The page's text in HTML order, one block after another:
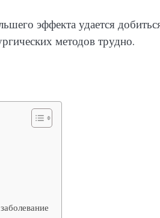
эффекта удается
методов трудно.